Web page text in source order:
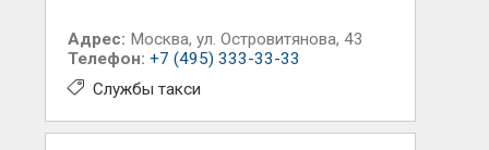
Адрес: Москва, ул. Островитянова, 43
Телефон: +7 (495) 333-33-33
Службы такси